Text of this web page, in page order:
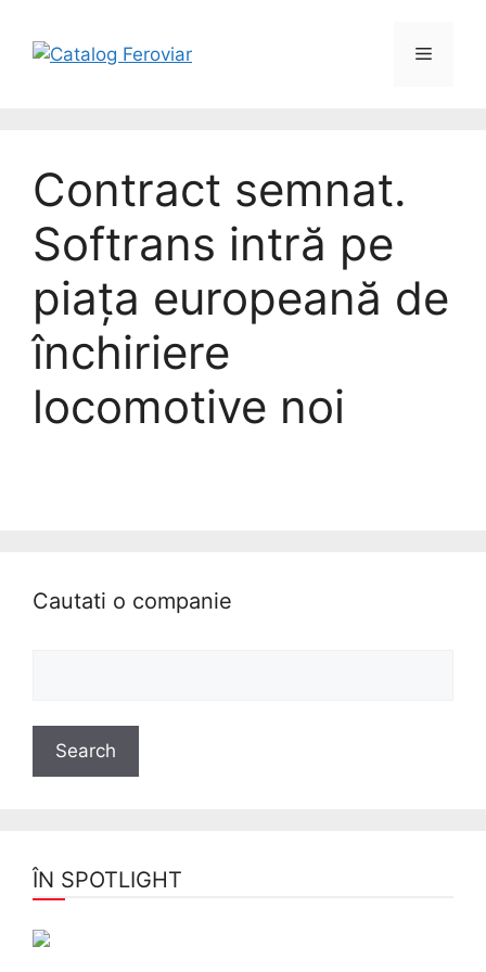
Contract semnat.
Softrans intră pe
piața europeană de
închiriere
locomotive noi
Cautati o companie
ÎN SPOTLIGHT